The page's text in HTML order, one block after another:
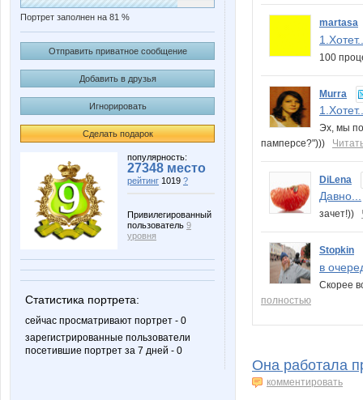
Портрет заполнен на 81 %
Отправить приватное сообщение
Добавить в друзья
Игнорировать
Сделать подарок
популярность:
27348 место
рейтинг 1019 ?
Привилегированный
пользователь 9
уровня
Статистика портрета:
сейчас просматривают портрет - 0
зарегистрированные пользователи
посетившие портрет за 7 дней - 0
martasa
100
Murra
Эх, мы
памперсе?")))
DiLena
Давно...
зачет!))
Stopkin
в
Скорее
полностью
Она работала
комментировать